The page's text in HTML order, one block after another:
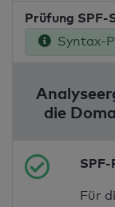
Prüfung SPF-
Syntax-
die
SPF-
Für